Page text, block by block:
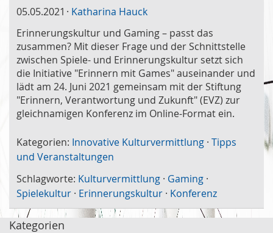
05.05.2021
Katharina Hauck
Erinnerungskultur und Gaming – passt das
zusammen? Mit dieser Frage und der Schnittstelle
zwischen Spiele- und Erinnerungskultur setzt sich
die Initiative "Erinnern mit Games" auseinander und
lädt am 24. Juni 2021 gemeinsam mit der Stiftung
"Erinnern, Verantwortung und Zukunft" (EVZ) zur
gleichnamigen Konferenz im Online-Format ein.
Kategorien: Innovative Kulturvermittlung · Tipps
und Veranstaltungen
Schlagworte: Kulturvermittlung · Gaming ·
Spielekultur · Erinnerungskultur · Konferenz
Kategorien